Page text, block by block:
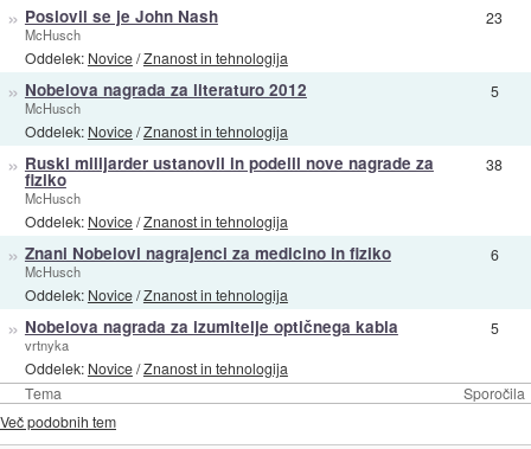
Tema Sporočila
» Poslovil se je John Nash
McHusch
Oddelek: Novice/Znanost in tehnologija
23
» Nobelova nagrada za literaturo 2012
McHusch
Oddelek: Novice/Znanost in tehnologija
5
» Ruski milijarder ustanovil in podelil nove nagrade za
fiziko
McHusch
Oddelek: Novice/Znanost in tehnologija
38
» Znani Nobelovi nagrajenci za medicino in fiziko
McHusch
Oddelek: Novice/Znanost in tehnologija
6
» Nobelova nagrada za izumitelje optičnega kabla
vrtnyka
Oddelek: Novice/Znanost in tehnologija
5
Več podobnih tem